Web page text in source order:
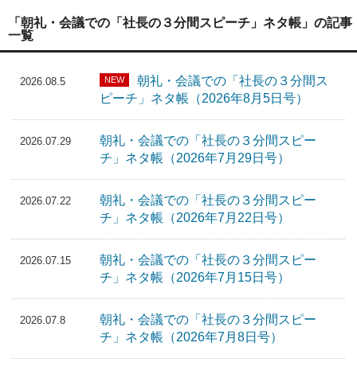
「朝礼・会議での「社長の３分間スピーチ」ネタ帳」の記事
一覧
2026.08.5 NEW
朝礼・会議での「社長の３分間ス
ピーチ」ネタ帳（2026年8月5日号）
2026.07.29
朝礼・会議での「社長の３分間スピー
チ」ネタ帳（2026年7月29日号）
2026.07.22
朝礼・会議での「社長の３分間スピー
チ」ネタ帳（2026年7月22日号）
2026.07.15
朝礼・会議での「社長の３分間スピー
チ」ネタ帳（2026年7月15日号）
2026.07.8
朝礼・会議での「社長の３分間スピー
チ」ネタ帳（2026年7月8日号）